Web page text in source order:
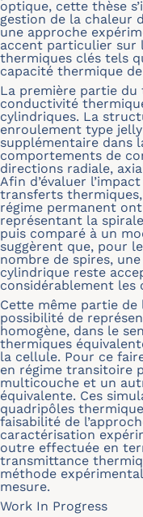
optique, cette thèse
gestion de la chaleur
une approche
accent particulier sur
thermiques clés tels
capacité thermique
La première partie
conductivité
cylindriques. La
enroulement type
supplémentaire dans
comportements de
directions radiale,
Afin d’évaluer
transferts
régime permanent
représentant la
puis comparé à un
suggèrent que, pour
nombre de spires,
cylindrique reste
considérablement les
Cette même partie
possibilité de
homogène, dans le
thermiques
la cellule. Pour ce
en régime transitoire
multicouche et un
équivalente. Ces
quadripôles
faisabilité de
caractérisation
outre effectuée en
transmittance
méthode
mesure.
Work In Progress